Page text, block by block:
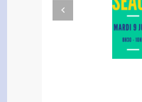
Réseau : créez votre
Previous